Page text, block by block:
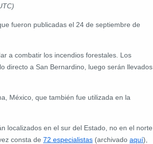
fueron publicadas el 24 de septiembre de
a combatir los incendios forestales. Los
directo a San Bernardino, luego serán llevados
México, que también fue utilizada en la
localizados en el sur del Estado, no en el norte
consta de 72 especialistas (archivado aquí),